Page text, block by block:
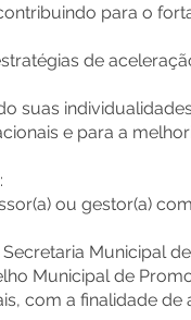
para o
de
suas
e para a
ou gestor(a)
Municipal
Municipal de
com a finalidade